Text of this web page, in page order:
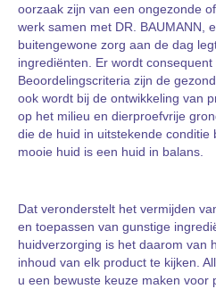
oorzaak zijn van een ongezonde
werk samen met DR. BAUMANN,
buitengewone zorg aan de dag
ingrediënten. Er wordt consequent
Beoordelingscriteria zijn de
ook wordt bij de ontwikkeling van
op het milieu en dierproefvrije
die de huid in uitstekende conditie
mooie huid is een huid in balans.
Dat veronderstelt het vermijden
en toepassen van gunstige
huidverzorging is het daarom van
inhoud van elk product te kijken.
u een bewuste keuze maken voor